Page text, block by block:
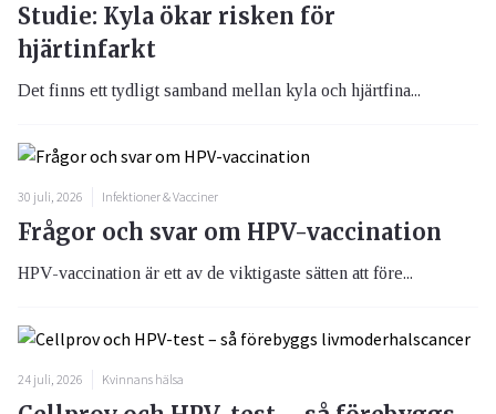
Studie: Kyla ökar risken för
hjärtinfarkt
Det finns ett tydligt samband mellan kyla och hjärtfina...
30 juli, 2026 Infektioner & Vacciner
Frågor och svar om HPV-vaccination
HPV-vaccination är ett av de viktigaste sätten att före...
24 juli, 2026 Kvinnans hälsa